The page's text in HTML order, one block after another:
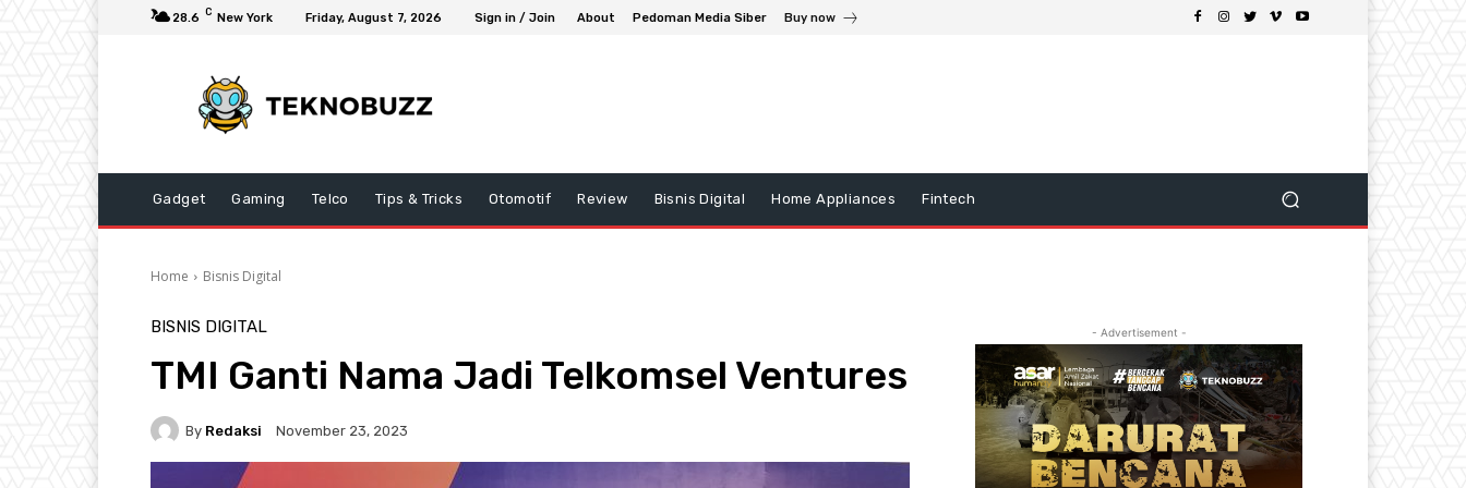
28.6 C New York Friday, August 7, 2026 Sign in / Join About Pedoman Media Siber Buy now
Gadget Gaming Telco Tips & Tricks Otomotif Review Bisnis Digital Home Appliances Fintech
Home Bisnis Digital
BISNIS DIGITAL
TMI Ganti Nama Jadi Telkomsel Ventures
By Redaksi November 23, 2023
- Advertisement -